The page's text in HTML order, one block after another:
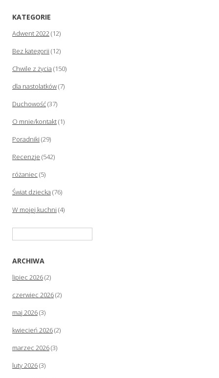
KATEGORIE
Adwent 2022(12)
Bez kategorii (12)
Chwile z życia (150)
dla nastolatków(7)
Duchowość(37)
O mnie/kontakt(1)
Poradniki (29)
Recenzje (542)
różaniec (5)
Świat dziecka (76)
W mojej kuchni (4)
ARCHIWA
lipiec 2026(2)
czerwiec 2026(2)
maj 2026(3)
kwiecień 2026(2)
marzec 2026(3)
luty 2026(3)